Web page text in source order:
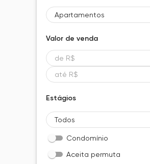
Apartamentos
Valor de venda
Estágios
Todos
Condomínio
Aceita permuta